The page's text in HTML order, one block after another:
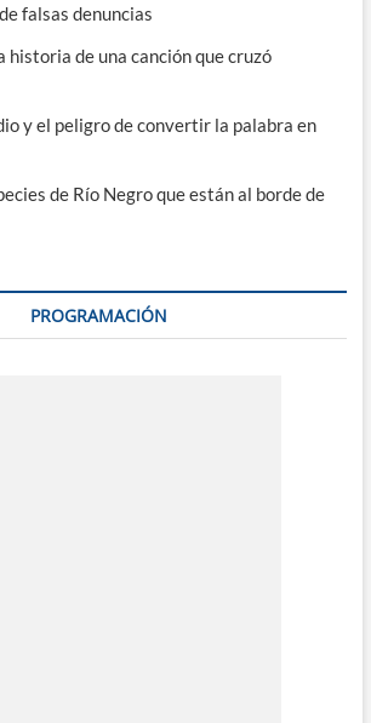
falsas denuncias
historia de una canción que cruzó
y el peligro de convertir la palabra en
de Río Negro que están al borde de
PROGRAMACIÓN